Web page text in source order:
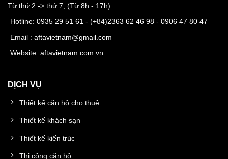
Từ thứ 2 -> thứ 7, (Từ 8h - 17h)
Hotline: 0935 29 51 61 - (+84)2363 62 46 98 - 0906 47 80 47
Email : aftavietnam@gmail.com
Website: aftavietnam.com.vn
DỊCH VỤ
Thiết kế căn hộ cho thuê
Thiết kế khách sạn
Thiết kế kiến trúc
Thi công căn hộ